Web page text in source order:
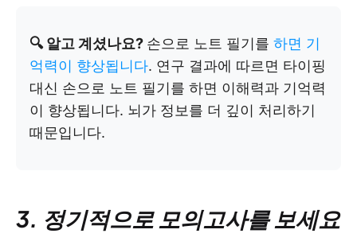
🔍 알고 계셨나요? 손으로 노트 필기를 하면 기
억력이 향상됩니다. 연구 결과에 따르면 타이핑
대신 손으로 노트 필기를 하면 이해력과 기억력
이 향상됩니다. 뇌가 정보를 더 깊이 처리하기
때문입니다.
3. 정기적으로 모의고사를 보세요